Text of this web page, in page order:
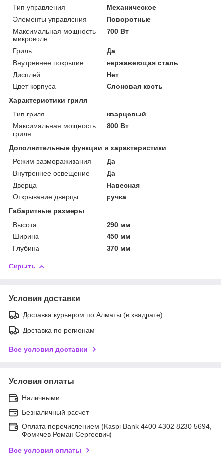
Тип управления
Механическое
Элементы управления
Поворотные
Максимальная мощность
микроволн
700 Вт
Гриль
Да
Внутреннее покрытие
нержавеющая сталь
Дисплей
Нет
Цвет корпуса
Слоновая кость
Характеристики гриля
Тип гриля
кварцевый
Максимальная мощность
гриля
800 Вт
Дополнительные функции и характеристики
Режим размораживания
Да
Внутреннее освещение
Да
Дверца
Навесная
Открывание дверцы
ручка
Габаритные размеры
Высота
290 мм
Ширина
450 мм
Глубина
370 мм
Скрыть
Условия доставки
Доставка курьером по Алматы (в квадрате)
Доставка по регионам
Все условия доставки
Условия оплаты
Наличными
Безналичный расчет
Оплата перечислением (Kaspi Bank 4400 4302 8230 5694,
Фомичев Роман Сергеевич)
Все условия оплаты